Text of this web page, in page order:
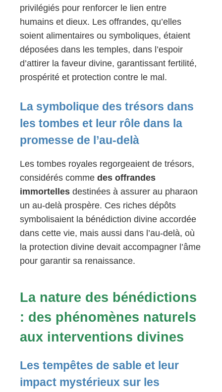
privilégiés pour renforcer le lien entre
humains et dieux. Les offrandes, qu’elles
soient alimentaires ou symboliques, étaient
déposées dans les temples, dans l’espoir
d’attirer la faveur divine, garantissant fertilité,
prospérité et protection contre le mal.
La symbolique des trésors dans
les tombes et leur rôle dans la
promesse de l’au-delà
Les tombes royales regorgeaient de trésors,
considérés comme des offrandes
immortelles destinées à assurer au pharaon
un au-delà prospère. Ces riches dépôts
symbolisaient la bénédiction divine accordée
dans cette vie, mais aussi dans l’au-delà, où
la protection divine devait accompagner l’âme
pour garantir sa renaissance.
La nature des bénédictions
: des phénomènes naturels
aux interventions divines
Les tempêtes de sable et leur
impact mystérieux sur les